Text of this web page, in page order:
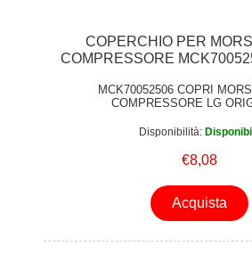
COPERCHIO PER
COMPRESSORE
MCK70052506 COPRI
COMPRESSORE LG
Disponibilità:
€8,08
Acquista